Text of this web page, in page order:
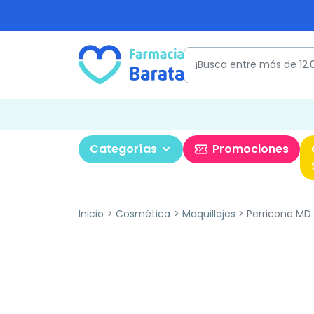
Categorías Promociones
Inicio Cosmética Maquillajes Perricone